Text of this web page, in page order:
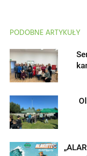
PODOBNE ARTYKUŁY